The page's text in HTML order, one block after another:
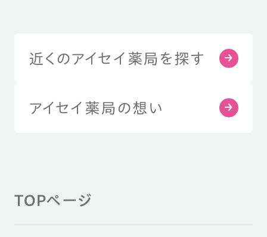
近くのアイセイ薬局を探す
アイセイ薬局の想い
TOPページ